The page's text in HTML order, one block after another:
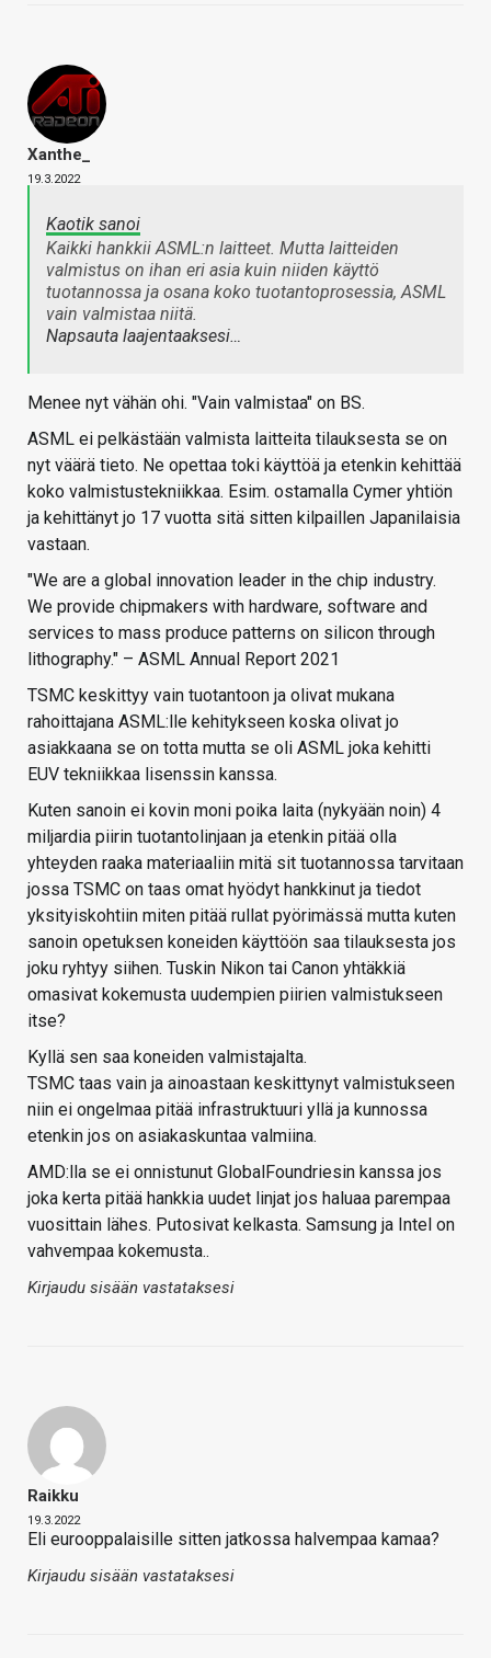
Xanthe_
19.3.2022
Kaotik sanoi
Kaikki hankkii ASML:n laitteet. Mutta laitteiden
valmistus on ihan eri asia kuin niiden käyttö
tuotannossa ja osana koko tuotantoprosessia, ASML
vain valmistaa niitä.
Napsauta laajentaaksesi…
Menee nyt vähän ohi. "Vain valmistaa" on BS.
ASML ei pelkästään valmista laitteita tilauksesta se on
nyt väärä tieto. Ne opettaa toki käyttöä ja etenkin kehittää
koko valmistustekniikkaa. Esim. ostamalla Cymer yhtiön
ja kehittänyt jo 17 vuotta sitä sitten kilpaillen Japanilaisia
vastaan.
"We are a global innovation leader in the chip industry.
We provide chipmakers with hardware, software and
services to mass produce patterns on silicon through
lithography." – ASML Annual Report 2021
TSMC keskittyy vain tuotantoon ja olivat mukana
rahoittajana ASML:lle kehitykseen koska olivat jo
asiakkaana se on totta mutta se oli ASML joka kehitti
EUV tekniikkaa lisenssin kanssa.
Kuten sanoin ei kovin moni poika laita (nykyään noin) 4
miljardia piirin tuotantolinjaan ja etenkin pitää olla
yhteyden raaka materiaaliin mitä sit tuotannossa tarvitaan
jossa TSMC on taas omat hyödyt hankkinut ja tiedot
yksityiskohtiin miten pitää rullat pyörimässä mutta kuten
sanoin opetuksen koneiden käyttöön saa tilauksesta jos
joku ryhtyy siihen. Tuskin Nikon tai Canon yhtäkkiä
omasivat kokemusta uudempien piirien valmistukseen
itse?
Kyllä sen saa koneiden valmistajalta.
TSMC taas vain ja ainoastaan keskittynyt valmistukseen
niin ei ongelmaa pitää infrastruktuuri yllä ja kunnossa
etenkin jos on asiakaskuntaa valmiina.
AMD:lla se ei onnistunut GlobalFoundriesin kanssa jos
joka kerta pitää hankkia uudet linjat jos haluaa parempaa
vuosittain lähes. Putosivat kelkasta. Samsung ja Intel on
vahvempaa kokemusta..
Kirjaudu sisään vastataksesi
Raikku
19.3.2022
Eli eurooppalaisille sitten jatkossa halvempaa kamaa?
Kirjaudu sisään vastataksesi